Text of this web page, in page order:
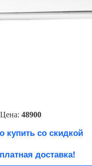
Цена: 48900
купить со скидкой
доставка!